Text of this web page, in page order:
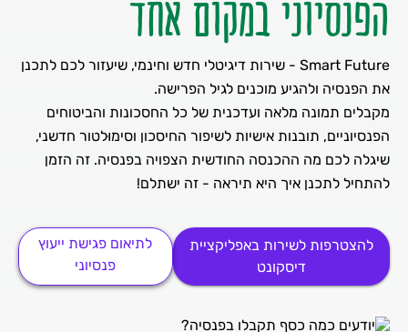
הפנסיוני במקום אחד
Smart Future - שירות דיגיטלי חדש וחינמי, שיעזור לכם לתכנן
את הפנסיה ולהגיע מוכנים לגיל הפרישה.
מקבלים תמונה מלאה ועדכנית של כל החסכונות והביטוחים
הפנסיוניים, תובנות אישיות לשיפור החיסכון וסימוּלטור חדשני,
שיגלה לכם מה ההכנסה החודשית הצפויה בפנסיה. זה הזמן
להתחיל לתכנן איך היא תיראה - זה ישתלם!
להצטרפות לשירות באפליקציית
דיסקונט
לתיאום פגישת ייעוץ
פנסיוני